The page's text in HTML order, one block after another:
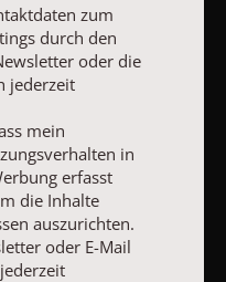
personenbezogenes
E-Mail-Werbung erfasst
besser auf meine
Link in Newsletter oder E-
ausschalten.
finden Sie in unseren
.
zum
durch den
oder die
jederzeit
mein
in
erfasst
die Inhalte
auszurichten.
oder E-Mail